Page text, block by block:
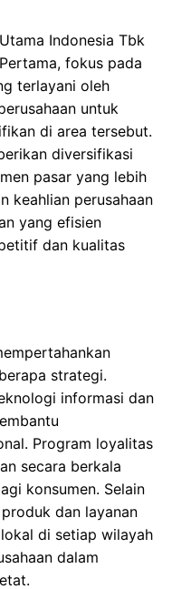
Indonesia Tbk
fokus pada
terlayani oleh
untuk
di area tersebut.
diversifikasi
pasar yang lebih
keahlian perusahaan
yang efisien
dan kualitas
strategi.
informasi dan
Program loyalitas
secara berkala
konsumen. Selain
dan layanan
di setiap wilayah
dalam